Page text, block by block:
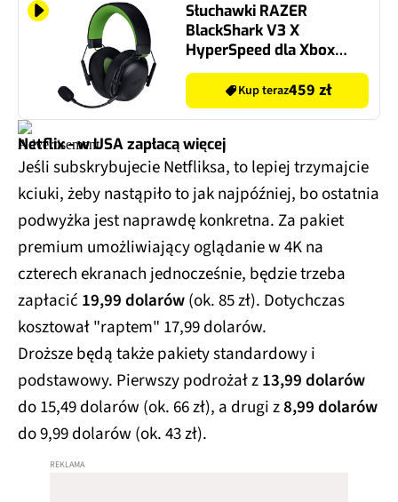
Słuchawki RAZER
BlackShark V3 X
HyperSpeed dla Xbox
Bezprzewodowe,
Nauszne, Dźwięk
przestrzenny Czarno-
Kup teraz459 zł
Netflix - w USA zapłacą więcej
Jeśli subskrybujecie Netfliksa, to lepiej trzymajcie
kciuki, żeby nastąpiło to jak najpóźniej, bo ostatnia
podwyżka jest naprawdę konkretna. Za pakiet
premium umożliwiający oglądanie w 4K na
czterech ekranach jednocześnie, będzie trzeba
zapłacić 19,99 dolarów(ok. 85 zł). Dotychczas
kosztował "raptem" 17,99 dolarów.
Droższe będą także pakiety standardowy i
podstawowy. Pierwszy podrożał z13,99 dolarów
do 15,49 dolarów (ok. 66 zł), a drugi z8,99 dolarów
do 9,99 dolarów (ok. 43 zł).